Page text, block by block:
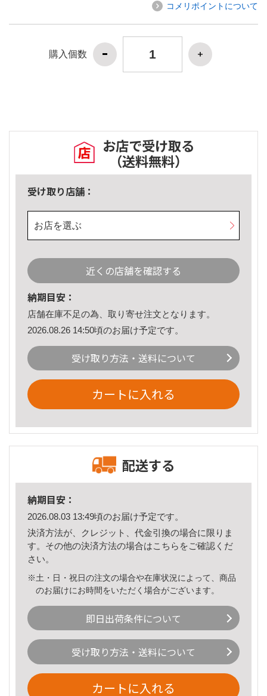
コメリポイントについて
購入個数
お店で受け取る
（送料無料）
受け取り店舗：
お店を選ぶ
近くの店舗を確認する
納期目安：
店舗在庫不足の為、取り寄せ注文となります。
2026.08.26 14:50頃のお届け予定です。
受け取り方法・送料について
カートに入れる
配送する
納期目安：
2026.08.03 13:49頃のお届け予定です。
決済方法が、クレジット、代金引換の場合に限りま
す。その他の決済方法の場合はこちら をご確認くだ
さい。
※土・日・祝日の注文の場合や在庫状況によって、商品
のお届けにお時間をいただく場合がございます。
即日出荷条件について
受け取り方法・送料について
カートに入れる